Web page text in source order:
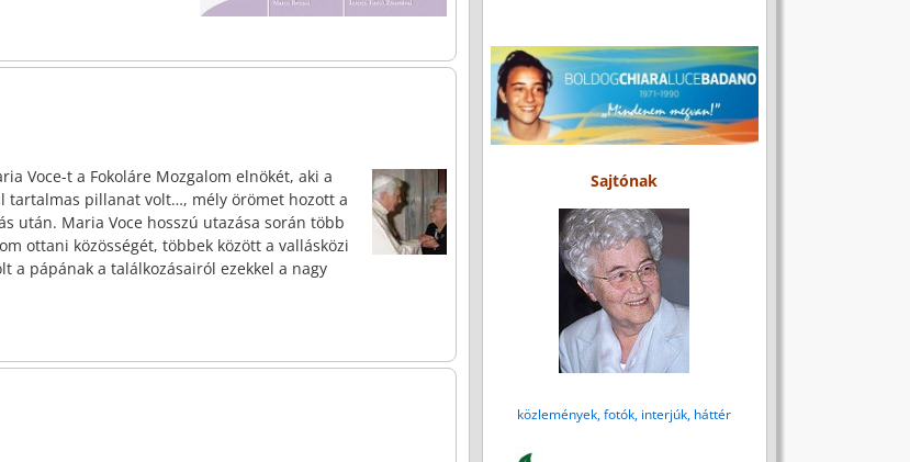
Voce-t a Fokoláre Mozgalom elnökét, aki a
pillanat volt…, mély örömet hozott a
után. Maria Voce hosszú utazása során több
ottani közösségét, többek között a vallásközi
a pápának a találkozásairól ezekkel a nagy
Sajtónak
közlemények, fotók, interjúk, háttér